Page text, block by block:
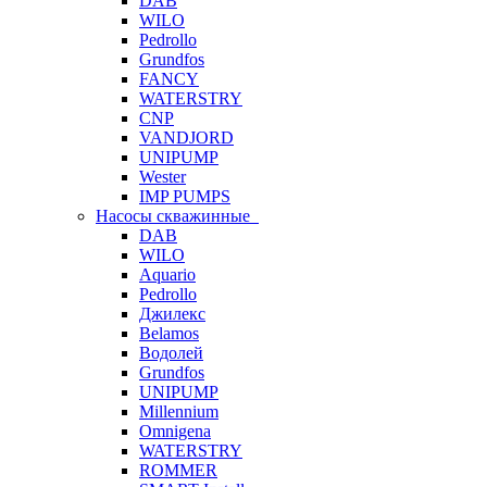
WILO
Pedrollo
Grundfos
FANCY
WATERSTRY
CNP
VANDJORD
UNIPUMP
Wester
IMP PUMPS
Насосы скважинные
DAB
WILO
Aquario
Pedrollo
Джилекс
Belamos
Водолей
Grundfos
UNIPUMP
Millennium
Omnigena
WATERSTRY
ROMMER